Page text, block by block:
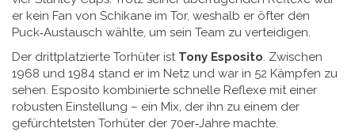
er kein Fan von Schikane im Tor, weshalb er öfter den
Puck‑Austausch wählte, um sein Team zu verteidigen.
Der drittplatzierte Torhüter ist Tony Esposito. Zwischen
1968 und 1984 stand er im Netz und war in 52 Kämpfen zu
sehen. Esposito kombinierte schnelle Reflexe mit einer
robusten Einstellung – ein Mix, der ihn zu einem der
gefürchtetsten Torhüter der 70er‑Jahre machte.